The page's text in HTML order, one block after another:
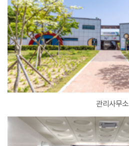
관리사무소